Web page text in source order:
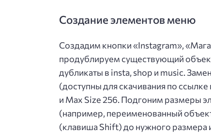
Создание элементов меню
Создадим кнопки «Instagram»,
продублируем существующий
дубликаты в insta, shop и music.
(доступны для скачивания по
и Max Size 256. Подгоним размеры
(например, переименованный
(клавиша Shift) до нужного размера